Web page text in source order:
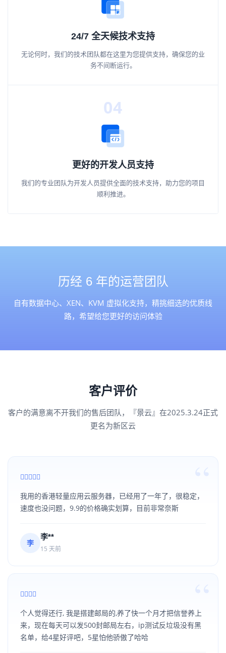
24/7 全天候技术支持
无论何时，我们的技术团队都在这里为您提供支持，确保您的业
务不间断运行。
04
更好的开发人员支持
我们的专业团队为开发人员提供全面的技术支持，助力您的项目
顺利推进。
历经 6 年的运营团队
自有数据中心、XEN、KVM 虚拟化支持，精挑细选的优质线
路，希望给您更好的访问体验
客户评价
客户的满意离不开我们的售后团队，『景云』在2025.3.24正式
更名为新区云
我用的香港轻量应用云服务器，已经用了一年了，很稳定，
速度也没问题，9.9的价格确实划算，目前非常奈斯
李
李**
15 天前
个人觉得还行, 我是搭建邮局的,养了快一个月才把信誉养上
来，现在每天可以发500封邮局左右，ip测试反垃圾没有黑
名单，给4星好评吧，5星怕他骄傲了哈哈